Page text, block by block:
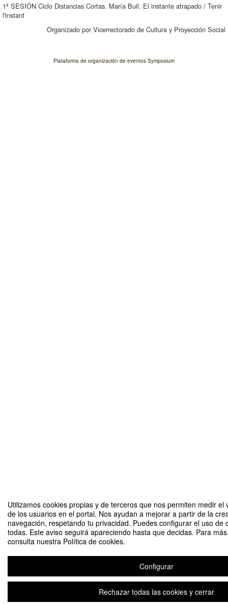
Utilizamos cookies propias y de terceros que nos permiten medir el
de los usuarios en el portal. Nos ayudan a mejorar a partir de la
navegación, respetando tu privacidad. Puedes configurar el uso de
todas. Este aviso seguirá apareciendo hasta que decidas. Para
consulta nuestra Política de cookies.
Configurar
Rechazar todas las cookies y cerrar
1ª SESIÓN Ciclo Distancias Cortas. María Buil. El instante atrapado / Tenir
l'instant
Organizado por Vicerrectorado de Cultura y Proyección Social
Plataforma de organización de eventos Symposium